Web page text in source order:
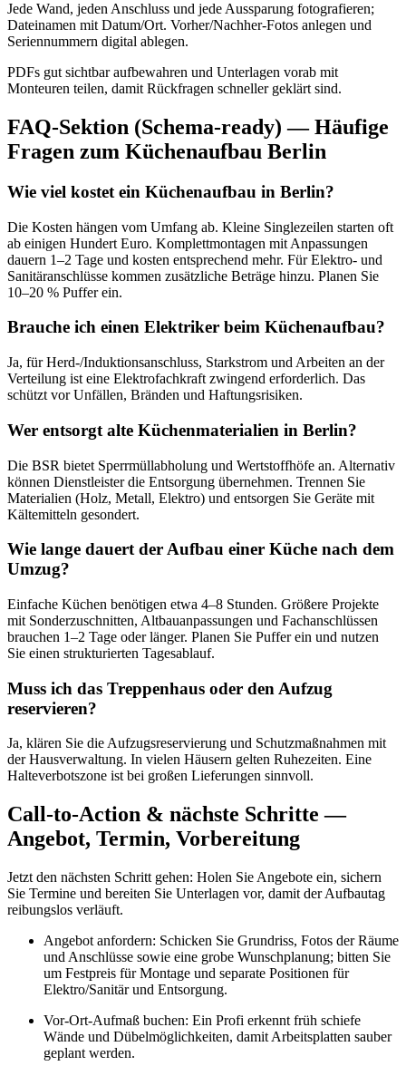
Jede Wand, jeden Anschluss und jede Aussparung fotografieren;
Dateinamen mit Datum/Ort. Vorher/Nachher-Fotos anlegen und
Seriennummern digital ablegen.
PDFs gut sichtbar aufbewahren und Unterlagen vorab mit
Monteuren teilen, damit Rückfragen schneller geklärt sind.
FAQ-Sektion (Schema-ready) — Häufige
Fragen zum Küchenaufbau Berlin
Wie viel kostet ein Küchenaufbau in Berlin?
Die Kosten hängen vom Umfang ab. Kleine Singlezeilen starten oft
ab einigen Hundert Euro. Komplettmontagen mit Anpassungen
dauern 1–2 Tage und kosten entsprechend mehr. Für Elektro- und
Sanitäranschlüsse kommen zusätzliche Beträge hinzu. Planen Sie
10–20 % Puffer ein.
Brauche ich einen Elektriker beim Küchenaufbau?
Ja, für Herd-/Induktionsanschluss, Starkstrom und Arbeiten an der
Verteilung ist eine Elektrofachkraft zwingend erforderlich. Das
schützt vor Unfällen, Bränden und Haftungsrisiken.
Wer entsorgt alte Küchenmaterialien in Berlin?
Die BSR bietet Sperrmüllabholung und Wertstoffhöfe an. Alternativ
können Dienstleister die Entsorgung übernehmen. Trennen Sie
Materialien (Holz, Metall, Elektro) und entsorgen Sie Geräte mit
Kältemitteln gesondert.
Wie lange dauert der Aufbau einer Küche nach dem
Umzug?
Einfache Küchen benötigen etwa 4–8 Stunden. Größere Projekte
mit Sonderzuschnitten, Altbauanpassungen und Fachanschlüssen
brauchen 1–2 Tage oder länger. Planen Sie Puffer ein und nutzen
Sie einen strukturierten Tagesablauf.
Muss ich das Treppenhaus oder den Aufzug
reservieren?
Ja, klären Sie die Aufzugsreservierung und Schutzmaßnahmen mit
der Hausverwaltung. In vielen Häusern gelten Ruhezeiten. Eine
Halteverbotszone ist bei großen Lieferungen sinnvoll.
Call-to-Action & nächste Schritte —
Angebot, Termin, Vorbereitung
Jetzt den nächsten Schritt gehen: Holen Sie Angebote ein, sichern
Sie Termine und bereiten Sie Unterlagen vor, damit der Aufbautag
reibungslos verläuft.
Angebot anfordern: Schicken Sie Grundriss, Fotos der Räume
und Anschlüsse sowie eine grobe Wunschplanung; bitten Sie
um Festpreis für Montage und separate Positionen für
Elektro/Sanitär und Entsorgung.
Vor-Ort-Aufmaß buchen: Ein Profi erkennt früh schiefe
Wände und Dübelmöglichkeiten, damit Arbeitsplatten sauber
geplant werden.